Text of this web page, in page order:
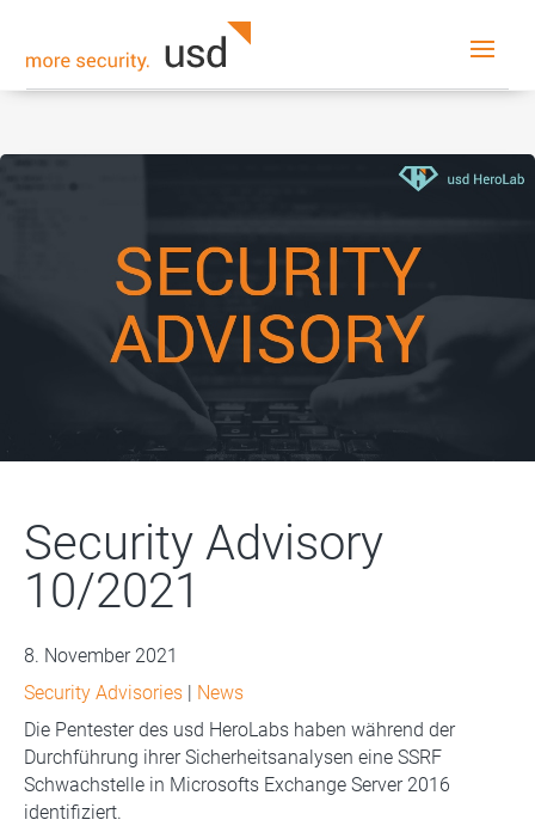
Security Advisory
10/2021
8. November 2021
Security Advisories
News
Die Pentester des usd HeroLabs haben während der
Durchführung ihrer Sicherheitsanalysen eine SSRF
Schwachstelle in Microsofts Exchange Server 2016
identifiziert.